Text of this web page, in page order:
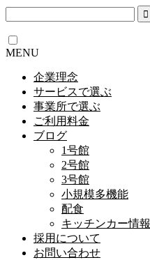
MENU
企業理念
サービスで選ぶ
事業所で選ぶ
ご利用料金
ブログ
1号館
2号館
3号館
小規模多機能
配食
キッチンカー情報
採用について
お問い合わせ